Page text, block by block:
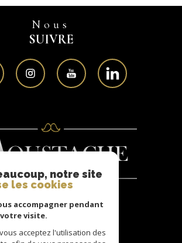
Nous
SUIVRE
Nous
ADHÉRONS
notre site
les cookies
accompagner pendant
votre visite.
acceptez l'utilisation des